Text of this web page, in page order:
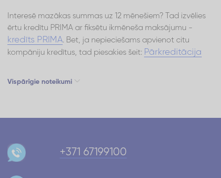
Interesē mazākas summas uz 12 mēnešiem? Tad izvēlies
ērtu kredītu PRIMA ar fiksētu ikmēneša maksājumu -
kredīts PRIMA. Bet, ja nepieciešams apvienot citu
kompāniju kredītus, tad piesakies šeit: Pārkreditācija
Vispārīgie noteikumi
+371 67199100